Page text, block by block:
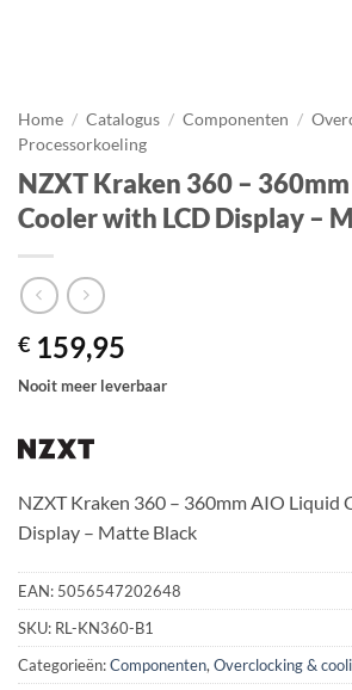
Home / Catalogus / Componenten /
Processorkoeling
NZXT Kraken 360 –
Cooler with LCD Display –
€ 159,95
Nooit meer leverbaar
NZXT Kraken 360 – 360mm AIO Liquid
Display – Matte Black
EAN: 5056547202648
SKU: RL-KN360-B1
Categorieën:Componenten, Overclocking &